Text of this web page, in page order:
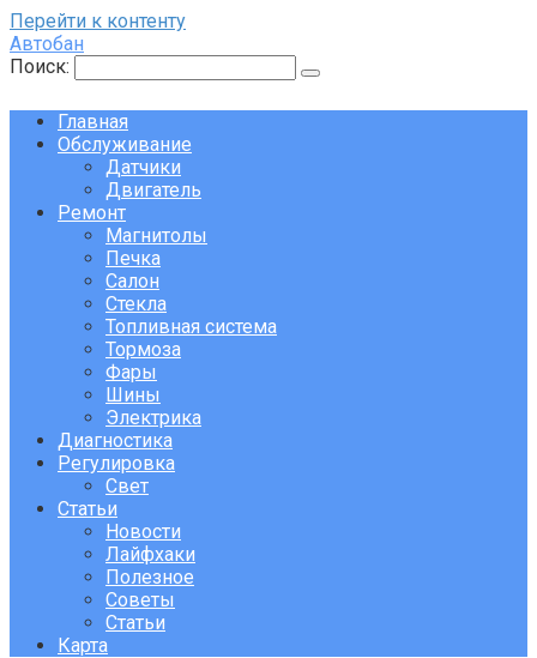
Перейти к контенту
Автобан
Поиск:
Главная
Обслуживание
Датчики
Двигатель
Ремонт
Магнитолы
Печка
Салон
Стекла
Топливная система
Тормоза
Фары
Шины
Электрика
Диагностика
Регулировка
Свет
Статьи
Новости
Лайфхаки
Полезное
Советы
Статьи
Карта